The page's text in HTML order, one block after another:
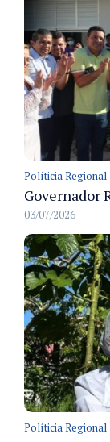
Políticia Regional
03/07/2026
Políticia Regional